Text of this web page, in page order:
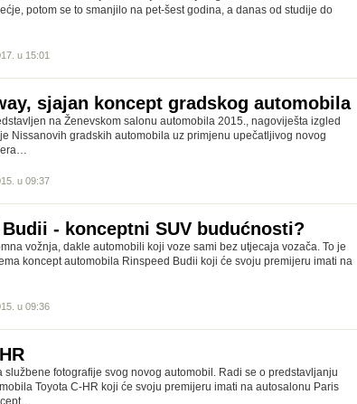
potom se to smanjilo na pet-šest godina, a danas od studije do
u 15:01
sjajan koncept gradskog automobila
na Ženevskom salonu automobila 2015., nagoviješta izgled
Nissanovih gradskih automobila uz primjenu upečatljivog novog
u 09:37
- konceptni SUV budućnosti?
vožnja, dakle automobili koji voze sami bez utjecaja vozača. To je
koncept automobila Rinspeed Budii koji će svoju premijeru imati na
u 09:36
službene fotografije svog novog automobil. Radi se o predstavljanju
Toyota C-HR koji će svoju premijeru imati na autosalonu Paris